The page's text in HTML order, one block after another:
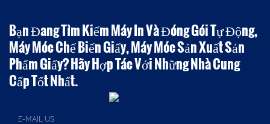
Bạn Đang Tìm Kiếm Máy In Và Đóng Gói Tự Động,
Máy Móc Chế Biến Giấy, Máy Móc Sản Xuất Sản
Phẩm Giấy? Hãy Hợp Tác Với Những Nhà Cung
Cấp Tốt Nhất.
E-MAIL US